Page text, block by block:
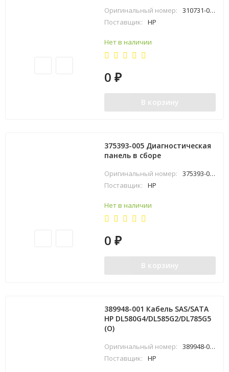
Оригинальный номер:
310731-001
Поставщик:
HP
Нет в наличии
0₽
В корзину
375393-005 Диагностическая
панель в сборе
Оригинальный номер:
375393-005
Поставщик:
HP
Нет в наличии
0₽
В корзину
389948-001 Кабель SAS/SATA
HP DL580G4/DL585G2/DL785G5
(O)
Оригинальный номер:
389948-001
Поставщик:
HP